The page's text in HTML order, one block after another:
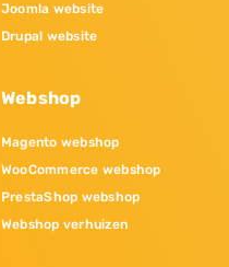
Joomla website
Drupal website
Webshop
Magento webshop
WooCommerce webshop
PrestaShop webshop
Webshop verhuizen